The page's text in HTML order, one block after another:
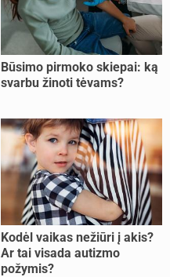
Būsimo pirmoko skiepai: ką
svarbu žinoti tėvams?
Kodėl vaikas nežiūri į akis?
Ar tai visada autizmo
požymis?